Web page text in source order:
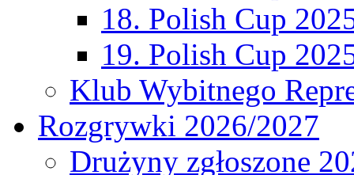
18. Polish Cup
19. Polish Cup
Klub Wybitnego
Rozgrywki 2026/2027
Drużyny zgłoszone